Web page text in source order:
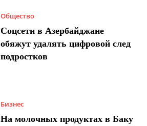
Общество
Соцсети в Азербайджане
обяжут удалять цифровой след
подростков
Бизнес
На молочных продуктах в Баку